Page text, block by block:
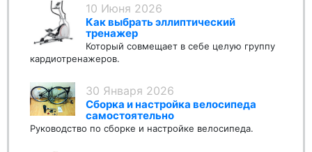
10 Июня 2026
Как выбрать эллиптический
тренажер
Который совмещает в себе целую группу
кардиотренажеров.
30 Января 2026
Сборка и настройка велосипеда
самостоятельно
Руководство по сборке и настройке велосипеда.